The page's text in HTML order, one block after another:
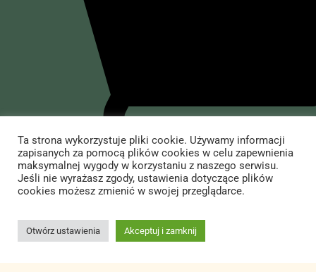
Dziennik rozrywkowy
O Wojciechu Cejrowskim
Przedsięwzięcia
Książki Wojciecha Cejrowskiego
Kontakt
Akcesoria do yerby i inne
Jedzenie i picie
Koszule i koszulki
Antysystem
Książki, przewodniki
Kosmetyki naturalne
Kontakt ze sklepem
Dostawa i płatność
Regulamin Sklepu Internetowego
Procedura zwrotu towaru
All Right Reserved Wojciech Cejrowski | Copyright © 2024. Created by –
Creative Rabels&TOM ADS
Dodaj do koszyka
Ta strona wykorzystuje pliki cookie. Używamy informacji
zapisanych za pomocą plików cookies w celu zapewnienia
maksymalnej wygody w korzystaniu z naszego serwisu.
Jeśli nie wyrażasz zgody, ustawienia dotyczące plików
cookies możesz zmienić w swojej przeglądarce.
Otwórz ustawienia Akceptuj i zamknij